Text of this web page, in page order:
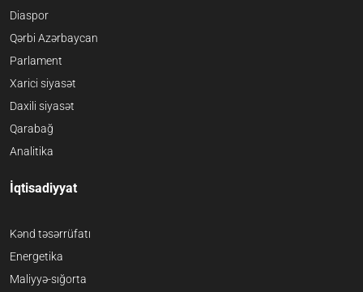
Diaspor
Qərbi Azərbaycan
Parlament
Xarici siyasət
Daxili siyasət
Qarabağ
Analitika
İqtisadiyyat
Kənd təsərrüfatı
Energetika
Maliyyə-sığorta